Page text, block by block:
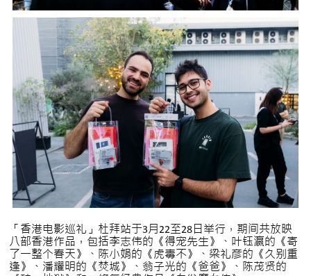
「香港电影巡礼」杜拜站于3月22至28日举行，期间共放映
八部香港作品，包括李志伟的《得宠先生》、叶钰瀛的《寄
了一整个春天》、陈小娟的《虎毒不》、梁礼彦的《久别重
逢》、潘耀明的《焚城》、翁子光的《爸爸》、陈茂贤的